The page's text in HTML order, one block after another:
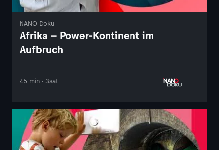
NANO Doku
Afrika – Power-Kontinent im
Aufbruch
45 min · 3sat